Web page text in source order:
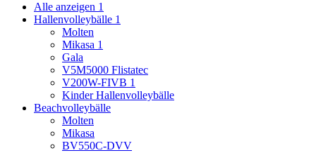
Alle anzeigen 1
Hallenvolleybälle 1
Molten
Mikasa 1
Gala
V5M5000 Flistatec
V200W-FIVB 1
Kinder Hallenvolleybälle
Beachvolleybälle
Molten
Mikasa
BV550C-DVV